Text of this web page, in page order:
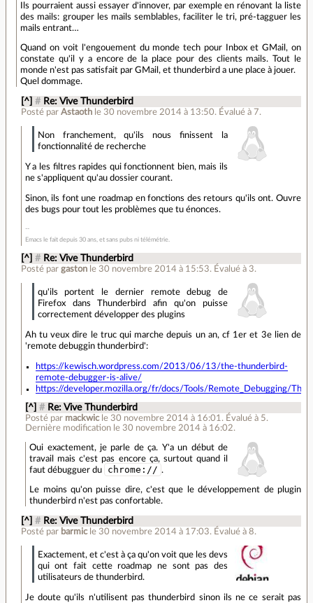
Ils pourraient aussi essayer d'innover, par exemple en rénovant la liste
des mails: grouper les mails semblables, faciliter le tri, pré-tagguer les
mails entrant…
Quand on voit l'engouement du monde tech pour Inbox et GMail, on
constate qu'il y a encore de la place pour des clients mails. Tout le
monde n'est pas satisfait par GMail, et thunderbird a une place à jouer.
Quel dommage.
[^] # Re: Vive Thunderbird
Posté par Astaoth le 30 novembre 2014 à 13:50. Évalué à 7.
Non franchement, qu'ils nous finissent la
fonctionnalité de recherche
Y a les filtres rapides qui fonctionnent bien, mais ils
ne s'appliquent qu'au dossier courant.
Sinon, ils font une roadmap en fonctions des retours qu'ils ont. Ouvre
des bugs pour tout les problèmes que tu énonces.
Emacs le fait depuis 30 ans, et sans pubs ni télémétrie.
[^] # Re: Vive Thunderbird
Posté par gaston le 30 novembre 2014 à 15:53.Évalué à 3.
qu'ils portent le dernier remote debug de
Firefox dans Thunderbird afin qu'on puisse
correctement développer des plugins
Ah tu veux dire le truc qui marche depuis un an, cf 1er et 3e lien de
'remote debuggin thunderbird':
https://kewisch.wordpress.com/2013/06/13/the-thunderbird-
remote-debugger-is-alive/
https://developer.mozilla.org/fr/docs/Tools/Remote_Debugging/
[^] # Re: Vive Thunderbird
Posté par mackwic le 30 novembre 2014 à 16:01 . Évalué à 5.
Dernière modification le 30 novembre 2014 à 16:02.
Oui exactement, je parle de ça. Y'a un début de
travail mais c'est pas encore ça, surtout quand il
faut débugguer du
chrome:// .
Le moins qu'on puisse dire, c'est que le développement de plugin
thunderbird n'est pas confortable.
[^] # Re: Vive Thunderbird
Posté par barmic le 30 novembre 2014 à 17:03. Évalué à 8.
Exactement, et c'est à ça qu'on voit que les devs
qui ont fait cette roadmap ne sont pas des
utilisateurs de thunderbird.
Je doute qu'ils n'utilisent pas thunderbird sinon ils ne ce serait pas